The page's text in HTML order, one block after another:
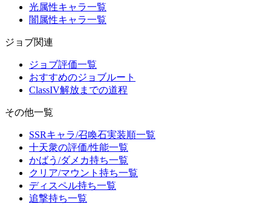
光属性キャラ一覧
闇属性キャラ一覧
ジョブ関連
ジョブ評価一覧
おすすめのジョブルート
ClassIV解放までの道程
その他一覧
SSRキャラ/召喚石実装順一覧
十天衆の評価/性能一覧
かばう/ダメカ持ち一覧
クリア/マウント持ち一覧
ディスペル持ち一覧
追撃持ち一覧